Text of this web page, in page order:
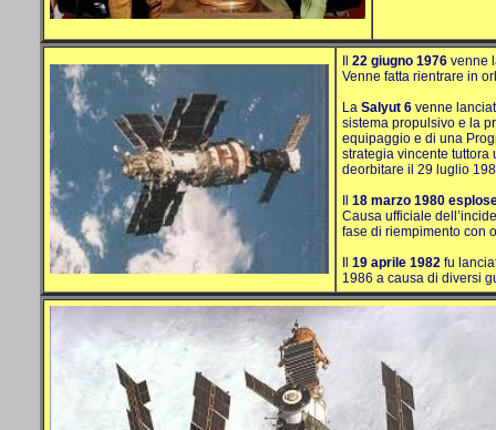
22 giugno 1976 venne
Venne fatta rientrare in
La Salyut 6 venne
sistema propulsivo e la
equipaggio e di una
strategia vincente tuttora
deorbitare il 29 luglio
18 marzo 1980
Causa ufficiale
fase di riempimento con
19 aprile 1982 fu
1986 a causa di diversi